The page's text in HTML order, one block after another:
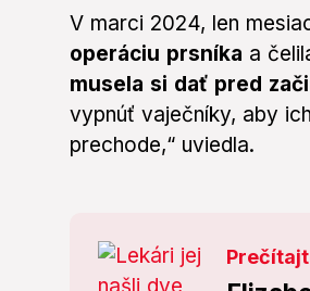
V marci 2024, len
operáciu prsníka a
musela si dať pred
vypnúť vaječníky, aby
prechode,“ uviedla.